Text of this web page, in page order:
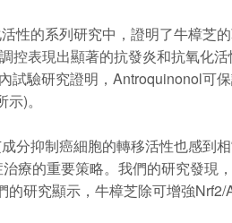
的系列研究中，證明了牛樟芝
控表現出顯著的抗發炎和抗氧化
試驗研究證明，Antroquinonol可
)。
抑制癌細胞的轉移活性也感到
療的重要策略。我們的研究發
研究顯示，牛樟芝除可增強